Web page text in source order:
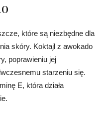
które są niezbędne dla
skóry. Koktajl z awokado
poprawieniu jej
starzeniu się.
E, która działa